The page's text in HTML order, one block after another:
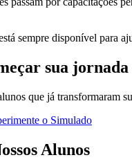
sempre disponível para
sua jornada
que já transformaram
o Simulado
Alunos